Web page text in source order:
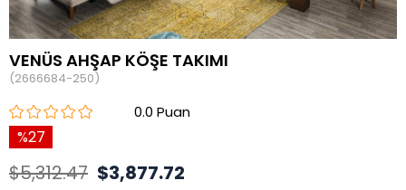
VENÜS AHŞAP KÖŞE TAKIMI
(2666684-250)
0.0
27
$5,312.47 $3,877.72